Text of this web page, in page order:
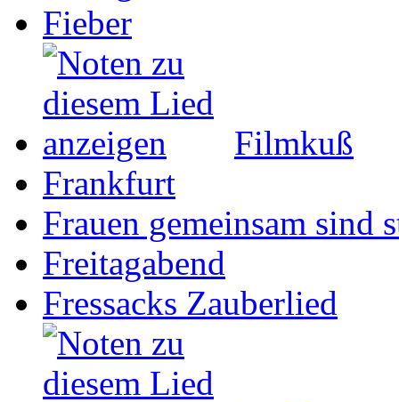
Fieber
Filmkuß
Frankfurt
Frauen gemeinsam sind
Freitagabend
Fressacks Zauberlied